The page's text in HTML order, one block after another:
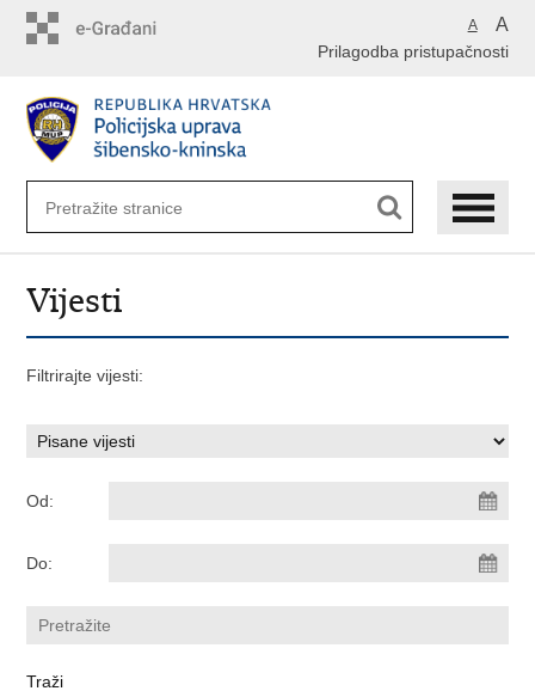
A A
Prilagodba pristupačnosti
Vijesti
Filtrirajte vijesti:
Od:
Do: